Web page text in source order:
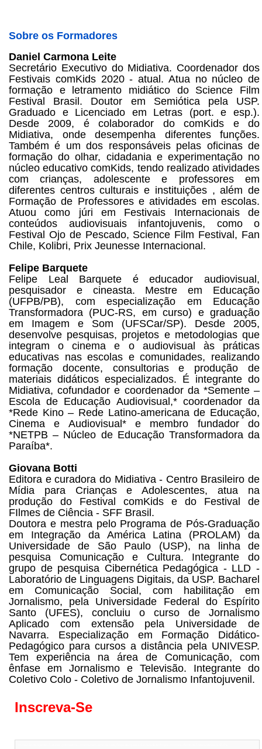
Sobre os Formadores
Daniel Carmona Leite
Secretário Executivo do Midiativa. Coordenador dos
Festivais comKids 2020 - atual. Atua no núcleo de
formação e letramento midiático do Science Film
Festival Brasil. Doutor em Semiótica pela USP.
Graduado e Licenciado em Letras (port. e esp.).
Desde 2009, é colaborador do comKids e do
Midiativa, onde desempenha diferentes funções.
Também é um dos responsáveis pelas oficinas de
formação do olhar, cidadania e experimentação no
núcleo educativo comKids, tendo realizado atividades
com crianças, adolescente e professores em
diferentes centros culturais e instituições , além de
Formação de Professores e atividades em escolas.
Atuou como júri em Festivais Internacionais de
conteúdos audiovisuais infantojuvenis, como o
Festival Ojo de Pescado, Science Film Festival, Fan
Chile, Kolibri, Prix Jeunesse Internacional.
Felipe Barquete
Felipe Leal Barquete é educador audiovisual,
pesquisador e cineasta. Mestre em Educação
(UFPB/PB), com especialização em Educação
Transformadora (PUC-RS, em curso) e graduação
em Imagem e Som (UFSCar/SP). Desde 2005,
desenvolve pesquisas, projetos e metodologias que
integram o cinema e o audiovisual às práticas
educativas nas escolas e comunidades, realizando
formação docente, consultorias e produção de
materiais didáticos especializados. É integrante do
Midiativa, cofundador e coordenador da *Semente –
Escola de Educação Audiovisual,* coordenador da
*Rede Kino – Rede Latino-americana de Educação,
Cinema e Audiovisual* e membro fundador do
*NETPB – Núcleo de Educação Transformadora da
Paraíba*.
Giovana Botti
Editora e curadora do Midiativa - Centro Brasileiro de
Mídia para Crianças e Adolescentes, atua na
produção do Festival comKids e do Festival de
FIlmes de Ciência - SFF Brasil.
Doutora e mestra pelo Programa de Pós-Graduação
em Integração da América Latina (PROLAM) da
Universidade de São Paulo (USP), na linha de
pesquisa Comunicação e Cultura. Integrante do
grupo de pesquisa Cibernética Pedagógica - LLD -
Laboratório de Linguagens Digitais, da USP. Bacharel
em Comunicação Social, com habilitação em
Jornalismo, pela Universidade Federal do Espírito
Santo (UFES), concluiu o curso de Jornalismo
Aplicado com extensão pela Universidade de
Navarra. Especialização em Formação Didático-
Pedagógico para cursos a distância pela UNIVESP.
Tem experiência na área de Comunicação, com
ênfase em Jornalismo e Televisão. Integrante do
Coletivo Colo - Coletivo de Jornalismo Infantojuvenil.
Inscreva-Se